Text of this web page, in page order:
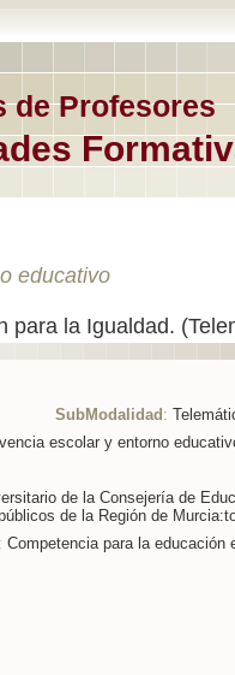
de Profesores
educativo
para la Igualdad.
SubModalidad :
escolar y entorno
de la Consejería de
de la Región de
: Competencia para la educación